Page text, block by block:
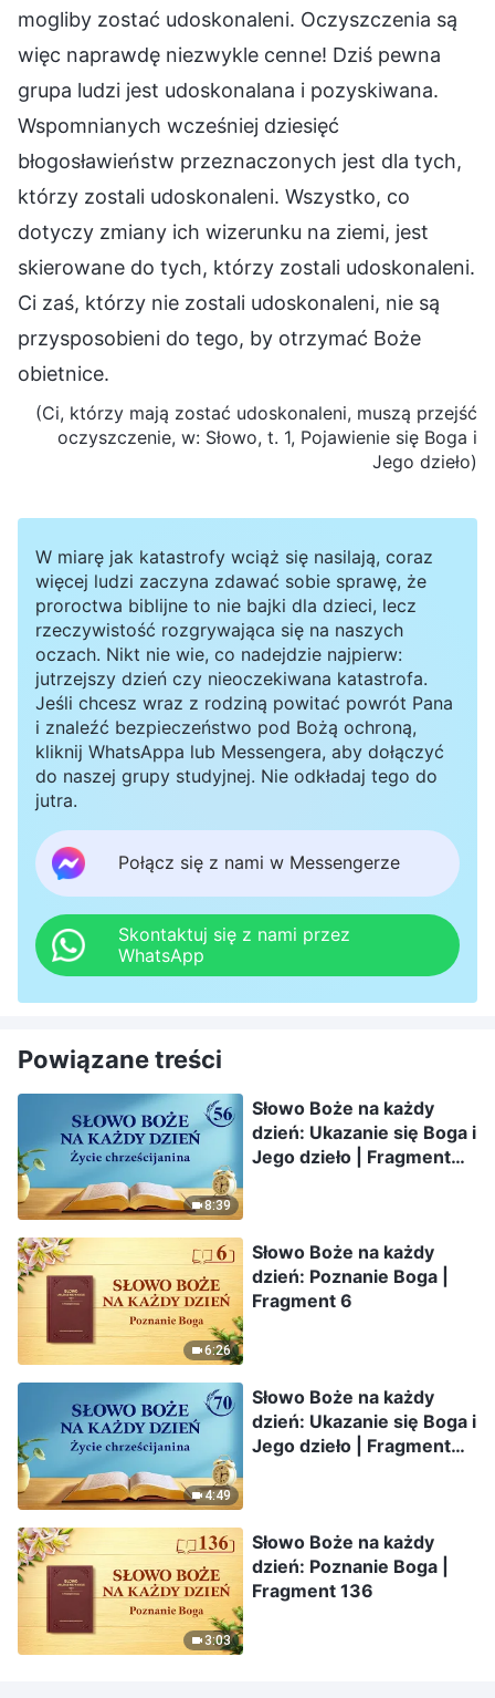
mogliby zostać udoskonaleni. Oczyszczenia są
więc naprawdę niezwykle cenne! Dziś pewna
grupa ludzi jest udoskonalana i pozyskiwana.
Wspomnianych wcześniej dziesięć
błogosławieństw przeznaczonych jest dla tych,
którzy zostali udoskonaleni. Wszystko, co
dotyczy zmiany ich wizerunku na ziemi, jest
skierowane do tych, którzy zostali udoskonaleni.
Ci zaś, którzy nie zostali udoskonaleni, nie są
przysposobieni do tego, by otrzymać Boże
obietnice.
(Ci, którzy mają zostać udoskonaleni, muszą przejść
oczyszczenie, w: Słowo, t. 1, Pojawienie się Boga i
Jego dzieło)
W miarę jak katastrofy wciąż się nasilają, coraz
więcej ludzi zaczyna zdawać sobie sprawę, że
proroctwa biblijne to nie bajki dla dzieci, lecz
rzeczywistość rozgrywająca się na naszych
oczach. Nikt nie wie, co nadejdzie najpierw:
jutrzejszy dzień czy nieoczekiwana katastrofa.
Jeśli chcesz wraz z rodziną powitać powrót Pana
i znaleźć bezpieczeństwo pod Bożą ochroną,
kliknij WhatsAppa lub Messengera, aby dołączyć
do naszej grupy studyjnej. Nie odkładaj tego do
jutra.
Połącz się z nami w Messengerze
Skontaktuj się z nami przez
WhatsApp
Powiązane treści
8:39
Słowo Boże na każdy
dzień: Ukazanie się Boga i
Jego dzieło | Fragment
6:26
Słowo Boże na każdy
dzień: Poznanie Boga |
Fragment 6
4:49
Słowo Boże na każdy
dzień: Ukazanie się Boga i
Jego dzieło | Fragment
3:03
Słowo Boże na każdy
dzień: Poznanie Boga |
Fragment 136